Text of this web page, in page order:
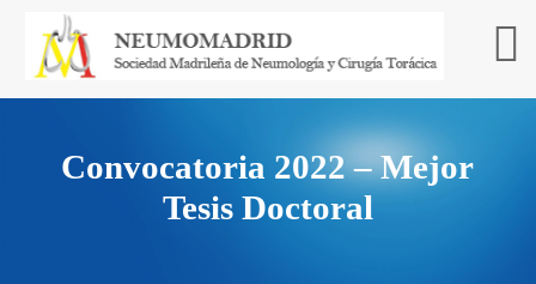
Convocatoria 2022 – Mejor
Tesis Doctoral